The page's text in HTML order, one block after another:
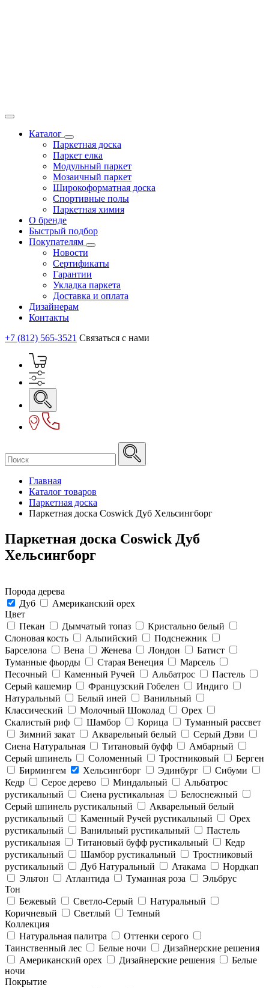
Каталог
Паркетная доска
Паркет елка
Модульный паркет
Мозаичный паркет
Широкоформатная доска
Спортивные полы
Паркетная химия
О бренде
Быстрый подбор
Покупателям
Новости
Сертификаты
Гарантии
Укладка паркета
Доставка и оплата
Дизайнерам
Контакты
+7 (812) 565-3521 Связаться с нами
Главная
Каталог товаров
Паркетная доска
Паркетная доска Coswick Дуб Хельсингборг
Паркетная доска Coswick Дуб
Хельсингборг
Порода дерева
Дуб
Американский орех
Цвет
Пекан
Дымчатый топаз
Кристально белый
Слоновая кость
Альпийский
Подснежник
Барселона
Вена Женева Лондон
Батист
Туманные фьорды
Старая Венеция
Марсель
Песочный
Каменный Ручей Альбатрос
Пастель
Серый кашемир
Французский Гобелен
Индиго
Натуральный
Белый иней
Ванильный
Классический
Молочный Шоколад
Орех
Скалистый риф
Шамбор Корица
Туманный рассвет
Зимний закат
Акварельный белый
Серый Дэви
Сиена Натуральная
Титановый буфф
Амбарный
Серый шпинель
Соломенный Тростниковый
Берген
Бирмингем
Хельсингборг Эдинбург
Сибуми
Кедр
Серое дерево Миндальный
Альбатрос
рустикальный
Сиена рустикальная
Белоснежный
Серый шпинель рустикальный
Акварельный белый
рустикальный
Каменный Ручей рустикальный
Орех
рустикальный
Ванильный рустикальный
Пастель
рустикальная
Титановый буфф рустикальный
Кедр
рустикальный
Шамбор рустикальный
Тростниковый
рустикальный
Дуб Натуральный Атакама
Нордкап
Эльтон
Атлантида Туманная роза
Эльбрус
Тон
Бежевый
Светло-Серый
Натуральный
Коричневый
Светлый
Темный
Коллекция
Натуральная палитра
Оттенки серого
Таинственный лес
Белые ночи
Дизайнерские решения
Американский орех
Дизайнерские решения
Белые
ночи
Покрытие